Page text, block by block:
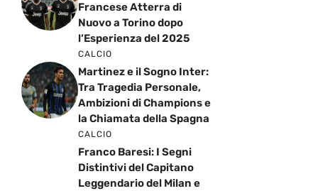
Francese Atterra di
Nuovo a Torino dopo
l’Esperienza del 2025
CALCIO
Martinez e il Sogno Inter:
Tra Tragedia Personale,
Ambizioni di Champions e
la Chiamata della Spagna
CALCIO
Franco Baresi: I Segni
Distintivi del Capitano
Leggendario del Milan e